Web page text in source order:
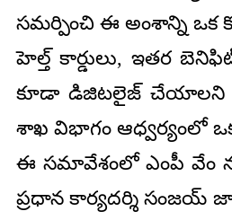
సమర్పించి ఈ అంశాన్ని ఒక
హెల్త్ కార్డులు, ఇతర
కూడా డిజిటలైజ్ చేయాలని
శాఖ విభాగం ఆధ్వర్యంలో ఒక
ఈ సమావేశంలో ఎంపీ వేం
ప్రధాన కార్యదర్శి సంజయ్